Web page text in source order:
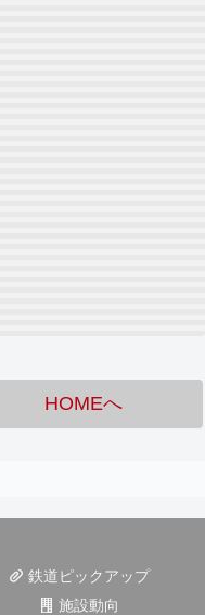
HOMEへ
鉄道ピックアップ
施設動向